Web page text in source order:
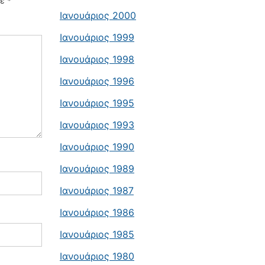
Ιανουάριος 2000
Ιανουάριος 1999
Ιανουάριος 1998
Ιανουάριος 1996
Ιανουάριος 1995
Ιανουάριος 1993
Ιανουάριος 1990
Ιανουάριος 1989
Ιανουάριος 1987
Ιανουάριος 1986
Ιανουάριος 1985
Ιανουάριος 1980